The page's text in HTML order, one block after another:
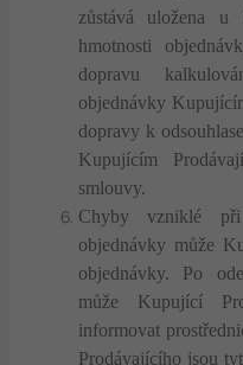
zůstává uložena u
hmotnosti
dopravu
objednávky
dopravy k
Kupujícím
smlouvy.
Chyby vzniklé
objednávky může
objednávky. Po
může Kupující
informovat
Prodávajícího jsou